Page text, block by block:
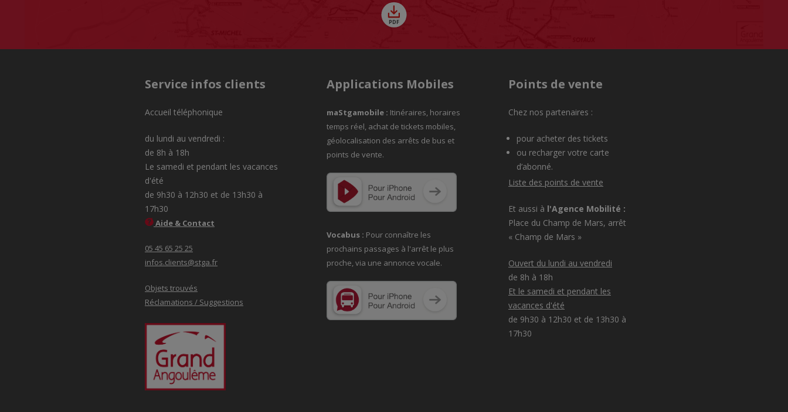
Service infos clients
Accueil téléphonique
du lundi au vendredi :
de 8h à 18h
Le samedi et pendant les vacances
d'été
de 9h30 à 12h30 et de 13h30 à
17h30
Aide & Contact
05 45 65 25 25
infos.clients@stga.fr
Objets trouvés
Réclamations / Suggestions
Applications Mobiles
maStgamobile : Itinéraires, horaires
temps réel, achat de tickets mobiles,
géolocalisation des arrêts de bus et
points de vente.
Vocabus : Pour connaître les
prochains passages à l'arrêt le plus
proche, via une annonce vocale.
Points de vente
Chez nos partenaires :
pour acheter des tickets
ou recharger votre carte
d’abonné.
Liste des points de vente
Et aussi à l'Agence Mobilité :
Place du Champ de Mars, arrêt
« Champ de Mars »
Ouvert du lundi au vendredi
de 8h à 18h
Et le samedi et pendant les
vacances d'été
de 9h30 à 12h30 et de 13h30 à
17h30